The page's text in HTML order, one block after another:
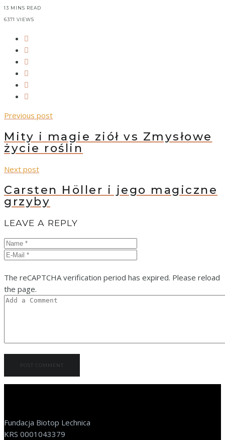
13 MINS READ
6371 VIEWS
Previous post
Mity i magie ziół vs Zmysłowe
życie roślin
Next post
Carsten Höller i jego magiczne
grzyby
LEAVE A REPLY
The reCAPTCHA verification period has expired. Please reload
the page.
Fundacja Biotop Lechnica
KRS 0001043379